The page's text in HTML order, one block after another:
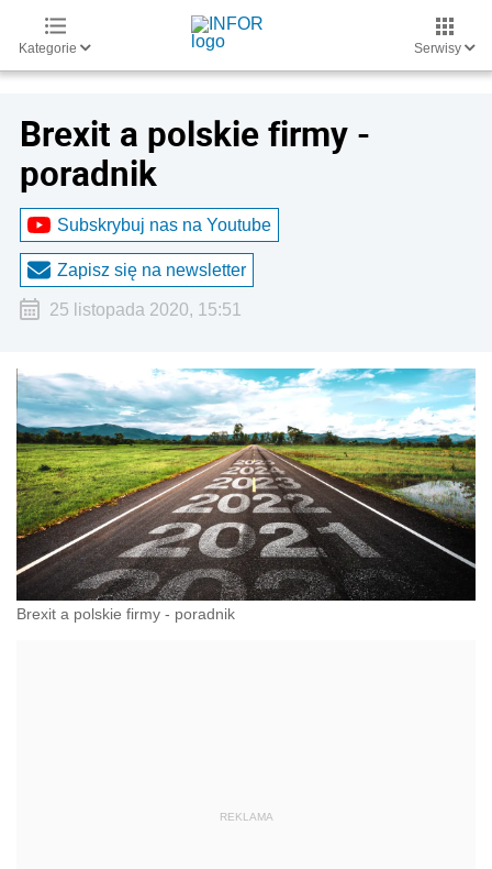
Kategorie Serwisy
Brexit a polskie firmy -
poradnik
Subskrybuj nas na Youtube
Zapisz się na newsletter
25 listopada 2020, 15:51
Brexit a polskie firmy - poradnik